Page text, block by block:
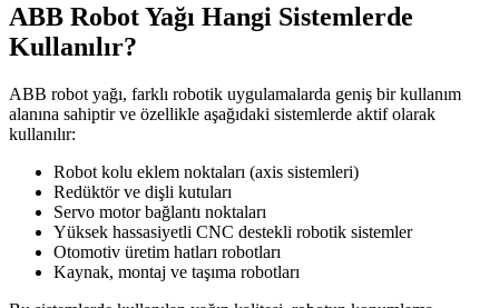
ABB Robot Yağı Hangi Sistemlerde
Kullanılır?
ABB robot yağı, farklı robotik uygulamalarda geniş bir kullanım
alanına sahiptir ve özellikle aşağıdaki sistemlerde aktif olarak
kullanılır:
Robot kolu eklem noktaları (axis sistemleri)
Redüktör ve dişli kutuları
Servo motor bağlantı noktaları
Yüksek hassasiyetli CNC destekli robotik sistemler
Otomotiv üretim hatları robotları
Kaynak, montaj ve taşıma robotları